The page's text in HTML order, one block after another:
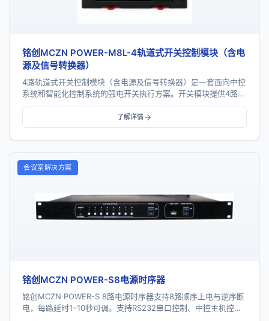
铭创MCZN POWER-M8L-4轨道式开关控制模块（含电
源及信号转换器）
4路轨道式开关控制模块（含电源及信号转换器）是一套面向中控
系统和智能化控制系统的强电开关执行方案。开关模块提供4路继
电器输出，支持RS485通信、手动控制、地址...
了解详情
会议室解决方案
铭创MCZN POWER-S8电源时序器
铭创MCZN POWER-S 8路电源时序器支持8路顺序上电与逆序断
电，每路延时1–10秒可调。支持RS232串口控制、中控主机控